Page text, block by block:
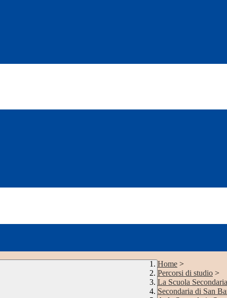
Home >
Percorsi di studio >
La Scuola Secondaria
Secondaria di San